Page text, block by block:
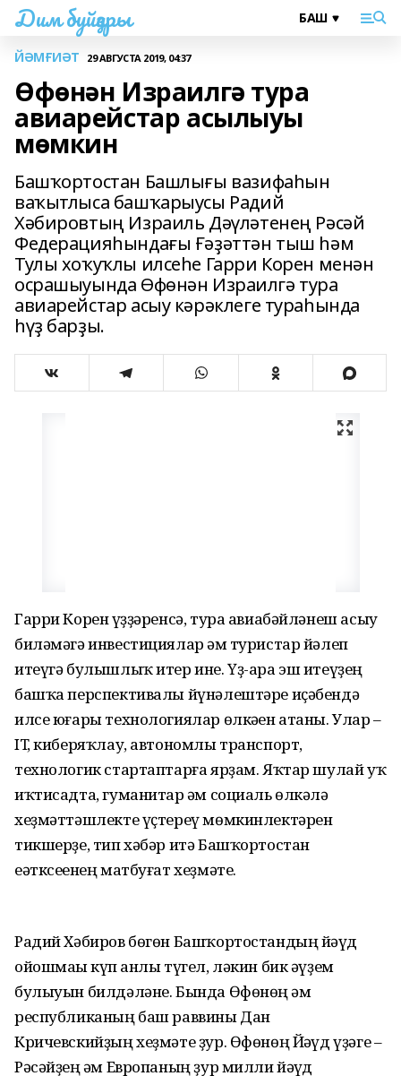
Дим буйҙары
ЙӘМҒИӘТ 29 АВГУСТА 2019, 04:37
Өфөнән Израилгә тура
авиарейстар асылыуы
мөмкин
Башҡортостан Башлығы вазифаһын
ваҡытлыса башҡарыусы Радий
Хәбировтың Израиль Дәүләтенең Рәсәй
Федерацияһындағы Ғәҙәттән тыш һәм
Тулы хоҡуҡлы илсеһе Гарри Корен менән
осрашыуында Өфөнән Израилгә тура
авиарейстар асыу кәрәклеге тураһында
һүҙ барҙы.
Гарри Корен һүҙҙәренсә, тура авиабәйләнеш асыу
биләмәгә инвестициялар һәм туристар йәлеп
итеүгә булышлыҡ итер ине. Үҙ-ара эш итеүҙең
башҡа перспективалы йүнәлештәре иҫәбендә
илсе юғары технологиялар өлкәһен атаны. Улар –
IT, киберяҡлау, автономлы транспорт,
технологик стартаптарға ярҙам. Яҡтар шулай уҡ
иҡтисадта, гуманитар һәм социаль өлкәлә
хеҙмәттәшлекте үҫтереү мөмкинлектәрен
тикшерҙе, тип хәбәр итә Башҡортостан
еәтксеһенең матбуғат хеҙмәте.
Радий Хәбиров бөгөн Башҡортостандың йәһүд
ойошмаһы күп һанлы түгел, ләкин бик әүҙем
булыуын билдәләне. Бында Өфөнөң һәм
республиканың баш раввины Дан
Кричевскийҙың хеҙмәте ҙур. Өфөнөң Йәһүд үҙәге –
Рәсәйҙең һәм Европаның ҙур милли йәһүд